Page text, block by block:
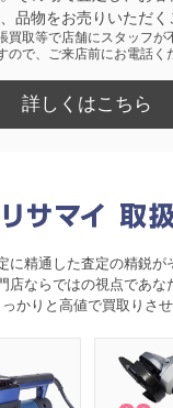
品物をお売りいただく
買取等で店舗にスタッフが
ので、ご来店前にお電話く
詳しくはこちら
に精通した査定の精鋭が
店ならではの視点であな
かりと高値で買取りさせ